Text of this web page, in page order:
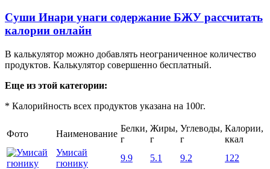
Суши Инари унаги содержание БЖУ рассчитать
калории онлайн
В калькулятор можно добавлять неограниченное количество
продуктов. Калькулятор совершенно бесплатный.
Еще из этой категории:
* Калорийность всех продуктов указана на 100г.
Фото Наименование
Белки,
г
Жиры,
г
Углеводы,
г
Калории,
ккал
Умисай
гюнику
9.9 5.1 9.2 122